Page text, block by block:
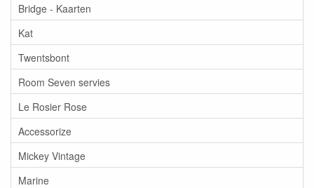
Bridge - Kaarten
Kat
Twentsbont
Room Seven servies
Le Rosier Rose
Accessorize
Mickey Vintage
Marine